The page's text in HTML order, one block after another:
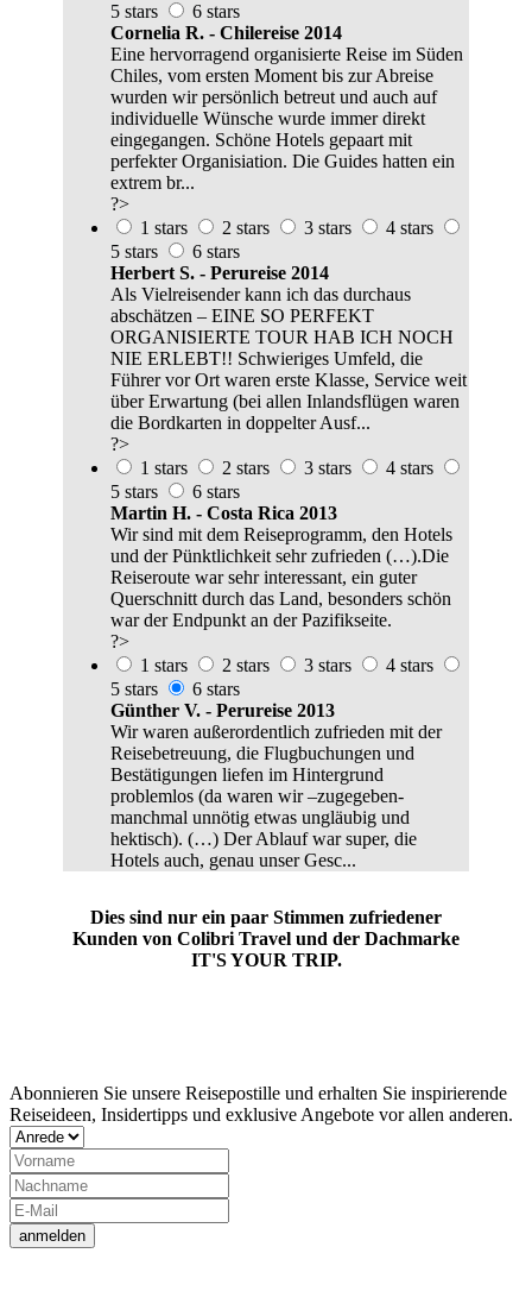
5 stars
6 stars
Cornelia R. - Chilereise 2014
Eine hervorragend organisierte Reise im Süden
Chiles, vom ersten Moment bis zur Abreise
wurden wir persönlich betreut und auch auf
individuelle Wünsche wurde immer direkt
eingegangen. Schöne Hotels gepaart mit
perfekter Organisiation. Die Guides hatten ein
extrem br...
?>
1 stars
2 stars 3 stars
4 stars
5 stars
6 stars
Herbert S. - Perureise 2014
Als Vielreisender kann ich das durchaus
abschätzen – EINE SO PERFEKT
ORGANISIERTE TOUR HAB ICH NOCH
NIE ERLEBT!! Schwieriges Umfeld, die
Führer vor Ort waren erste Klasse, Service weit
über Erwartung (bei allen Inlandsflügen waren
die Bordkarten in doppelter Ausf...
?>
1 stars
2 stars 3 stars
4 stars
5 stars
6 stars
Martin H. - Costa Rica 2013
Wir sind mit dem Reiseprogramm, den Hotels
und der Pünktlichkeit sehr zufrieden (…).Die
Reiseroute war sehr interessant, ein guter
Querschnitt durch das Land, besonders schön
war der Endpunkt an der Pazifikseite.
?>
1 stars
2 stars 3 stars
4 stars
5 stars
6 stars
Günther V. - Perureise 2013
Wir waren außerordentlich zufrieden mit der
Reisebetreuung, die Flugbuchungen und
Bestätigungen liefen im Hintergrund
problemlos (da waren wir –zugegeben-
manchmal unnötig etwas ungläubig und
hektisch). (…) Der Ablauf war super, die
Hotels auch, genau unser Gesc...
Dies sind nur ein paar Stimmen zufriedener
Kunden von Colibri Travel und der Dachmarke
IT'S YOUR TRIP.
Abonnieren Sie unsere Reisepostille und erhalten Sie inspirierende
Reiseideen, Insidertipps und exklusive Angebote vor allen anderen.
anmelden